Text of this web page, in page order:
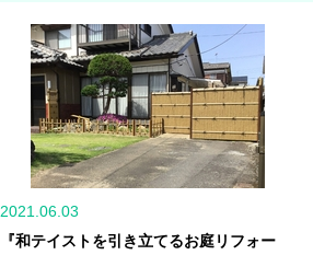
2021.06.03
『和テイストを引き立てるお庭リフォー